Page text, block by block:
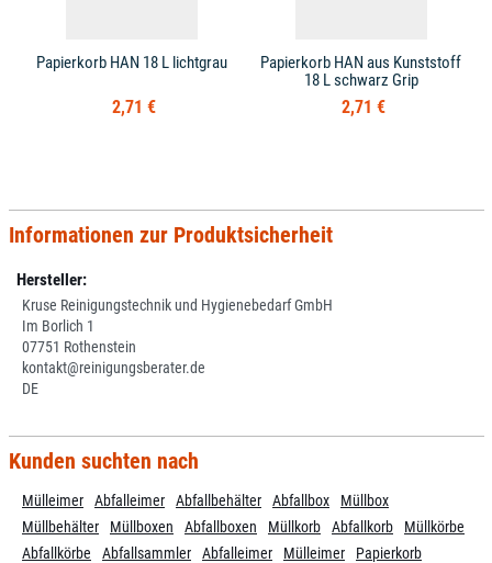
Papierkorb HAN 18 L lichtgrau
2,71 €
Papierkorb HAN aus Kunststoff
18 L schwarz Grip
2,71 €
Informationen zur Produktsicherheit
Hersteller:
Kruse Reinigungstechnik und Hygienebedarf GmbH
Im Borlich 1
07751 Rothenstein
kontakt@reinigungsberater.de
DE
Kunden suchten nach
Mülleimer Abfalleimer Abfallbehälter Abfallbox
Müllbox
Müllbehälter
Müllboxen Abfallboxen Müllkorb Abfallkorb
Müllkörbe
Abfallkörbe
Abfallsammler Abfalleimer Mülleimer Papierkorb